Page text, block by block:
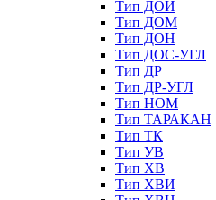
Тип ДОИ
Тип ДОМ
Тип ДОН
Тип ДОС-УГЛ
Тип ДР
Тип ДР-УГЛ
Тип НОМ
Тип ТАРАКАН
Тип ТК
Тип УВ
Тип ХВ
Тип ХВИ